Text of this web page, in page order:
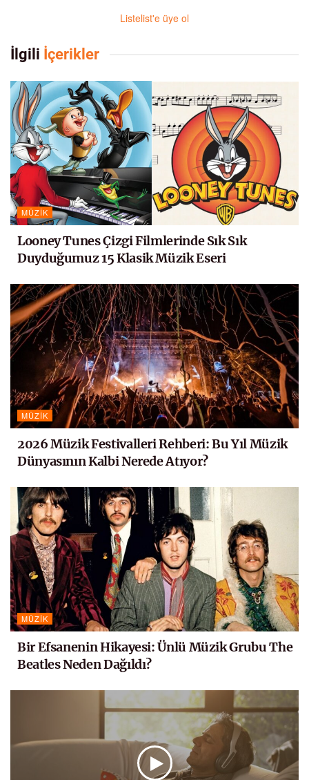
Listelist'e üye ol
İlgili İçerikler
MÜZIK
Looney Tunes Çizgi Filmlerinde Sık Sık
Duyduğumuz 15 Klasik Müzik Eseri
MÜZIK
2026 Müzik Festivalleri Rehberi: Bu Yıl Müzik
Dünyasının Kalbi Nerede Atıyor?
MÜZIK
Bir Efsanenin Hikayesi: Ünlü Müzik Grubu The
Beatles Neden Dağıldı?